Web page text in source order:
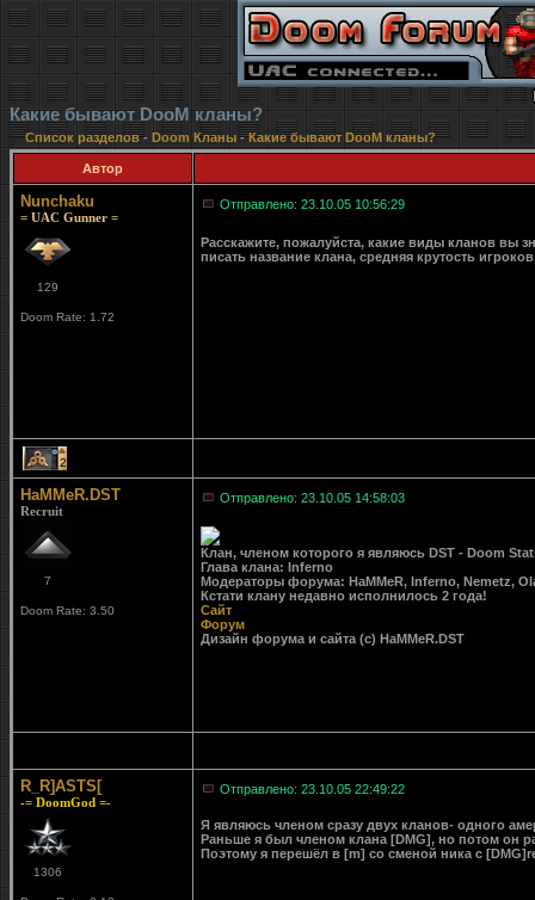
Какие бывают DooM кланы?
Список разделов- Doom Кланы-Какие бывают DooM кланы?
Автор
Nunchaku
= UAC Gunner =
129
Doom Rate: 1.72
Отправлено: 23.10.05 10:56:29
Расскажите, пожалуйста, какие виды кланов вы
писать название клана, средняя крутость
2
HaMMeR.DST
Recruit
7
Doom Rate: 3.50
Отправлено: 23.10.05 14:58:03
Клан, членом которого я являюсь DST - Doom
Глава клана: Inferno
Модераторы форума: HaMMeR, Inferno, Nemetz,
Кстати клану недавно исполнилось 2 года!
Сайт
Форум
Дизайн форума и сайта (c) HaMMeR.DST
R_R]ASTS[
-= DoomGod =-
1306
Отправлено: 23.10.05 22:49:22
Я являюсь членом сразу двух кланов- одного
Раньше я был членом клана [DMG], но потом он
Поэтому я перешёл в [m] со сменой ника с